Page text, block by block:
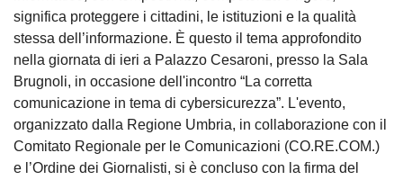
significa proteggere i cittadini, le istituzioni e la qualità
stessa dell’informazione. È questo il tema approfondito
nella giornata di ieri a Palazzo Cesaroni, presso la Sala
Brugnoli, in occasione dell'incontro “La corretta
comunicazione in tema di cybersicurezza”. L'evento,
organizzato dalla Regione Umbria, in collaborazione con il
Comitato Regionale per le Comunicazioni (CO.RE.COM.)
e l’Ordine dei Giornalisti, si è concluso con la firma del